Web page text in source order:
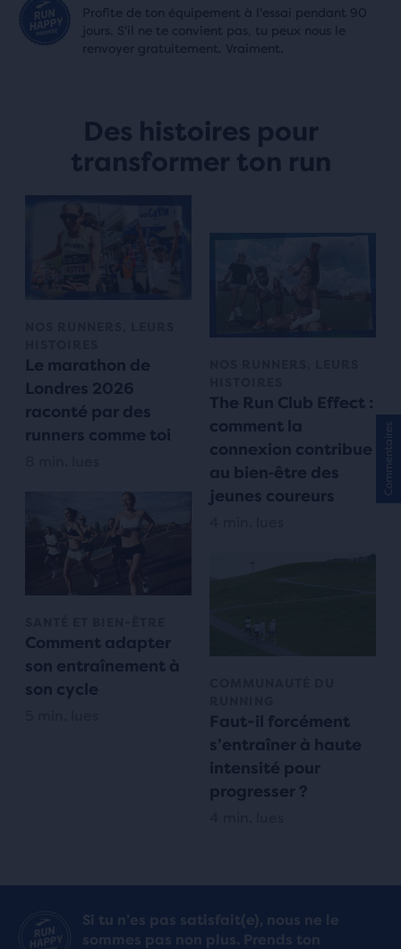
Profite de ton équipement à l'essai pendant 90
jours. S'il ne te convient pas, tu peux nous le
renvoyer gratuitement. Vraiment.
Des histoires pour
transformer ton run
Le marathon de
Londres 2026
raconté par des
runners comme toi
Comment adapter
son entraînement à
son cycle
The Run Club Effect :
comment la
connexion contribue
au bien‑être des
jeunes coureurs
Faut-il forcément
s’entraîner à haute
intensité pour
progresser ?
Si tu n’es pas satisfait(e), nous ne le
sommes pas non plus. Prends ton
Commentaires